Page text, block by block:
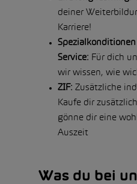
deiner
Karriere!
Service: Für dich
wir wissen, wie
ZIF: Zusätzliche
Kaufe dir
gönne dir eine
Auszeit
Was du bei